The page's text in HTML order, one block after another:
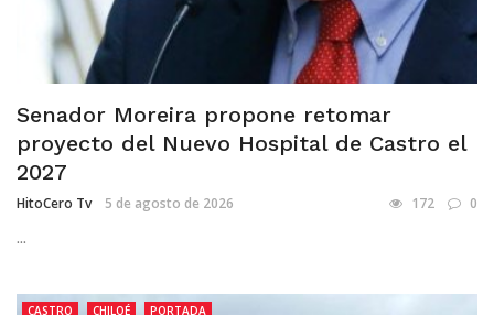
Senador Moreira propone retomar
proyecto del Nuevo Hospital de Castro el
2027
HitoCero Tv 5 de agosto de 2026 172 0
...
CASTRO CHILOÉ PORTADA